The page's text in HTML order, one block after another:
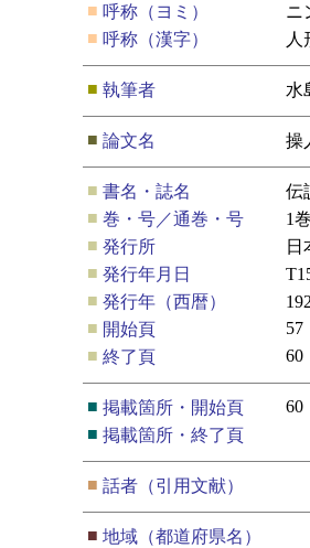
■ 呼称（ヨミ）
ニ
■ 呼称（漢字） 人
■ 執筆者 水
■ 論文名 操
■ 書名・誌名
伝
■ 巻・号／通巻・号
1
■ 発行所
日
■ 発行年月日
■ 発行年（西暦）
■ 開始頁
57
■ 終了頁 60
■ 掲載箇所・開始頁
60
■ 掲載箇所・終了頁
■ 話者（引用文献）
■ 地域（都道府県名）